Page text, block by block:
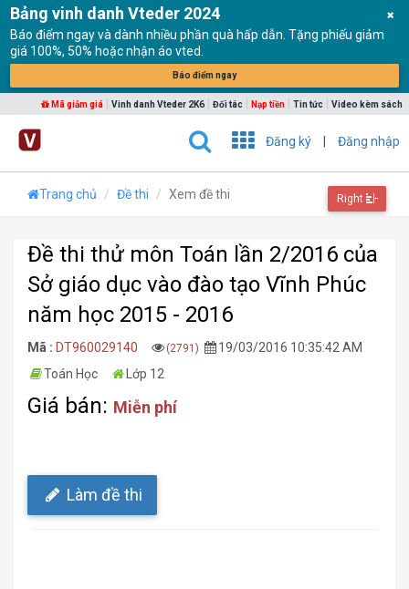
Bảng vinh danh Vteder 2024
Báo điểm ngay và dành nhiều phần quà hấp dẫn. Tặng phiếu giảm
giá 100%, 50% hoặc nhận áo vted.
Báo điểm ngay
Mã giảm giá Vinh danh Vteder 2K6 Đối tác Nạp tiền Tin tức Video kèm sách
Đăng ký Đăng nhập
Trang chủ Đề thi Xem đề thi Right
Đề thi thử môn Toán lần 2/2016 của
Sở giáo dục vào đào tạo Vĩnh Phúc
năm học 2015 - 2016
Mã : DT960029140 (2791)
19/03/2016 10:35:42 AM
Toán Học
Lớp 12
Giá bán: Miễn phí
Làm đề thi